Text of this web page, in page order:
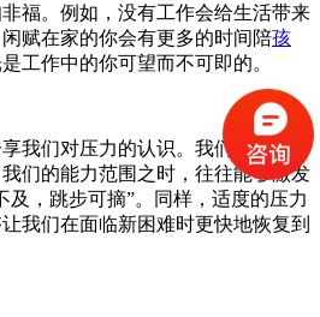
福。例如，没有工作会给生活带来
赋在家的你会有更多的时间陪孩
工作中的你可望而不可即的。
我们对压力的认识。我们每天都有
们的能力范围之时，往往能够激发
及，跳步可摘”。同样，适度的压力
我们在面临新困难时更快地恢复到